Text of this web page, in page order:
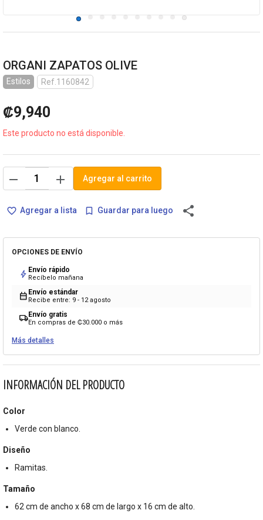
ORGANI ZAPATOS OLIVE
Estilos Ref.1160842
₡9,940
Este producto no está disponible.
remove add Agregar al carrito
favorite_border Agregar a lista bookmark_border Guardar para luego share
OPCIONES DE ENVÍO
bolt Envío rápido
Recíbelo mañana
calendar_month Envío estándar
Recibe entre: 9 - 12 agosto
local_shippingEnvío gratis
En compras de ₡30.000 o más
Más detalles
INFORMACIÓN DEL PRODUCTO
Color
Verde con blanco.
Diseño
Ramitas.
Tamaño
62 cm de ancho x 68 cm de largo x 16 cm de alto.